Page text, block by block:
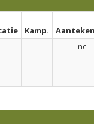
Kamp.
nc